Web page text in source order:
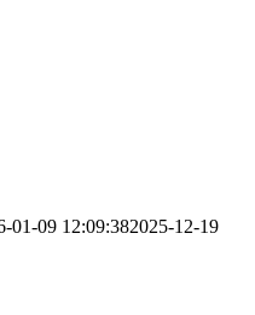
01-09 12:09:382025-12-19